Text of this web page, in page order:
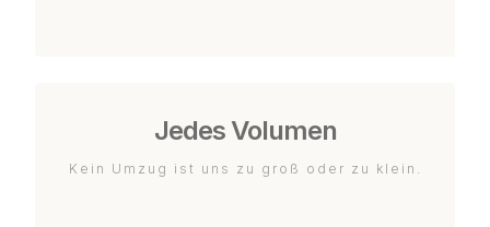
Jedes Volumen
Kein Umzug ist uns zu groß oder zu klein.